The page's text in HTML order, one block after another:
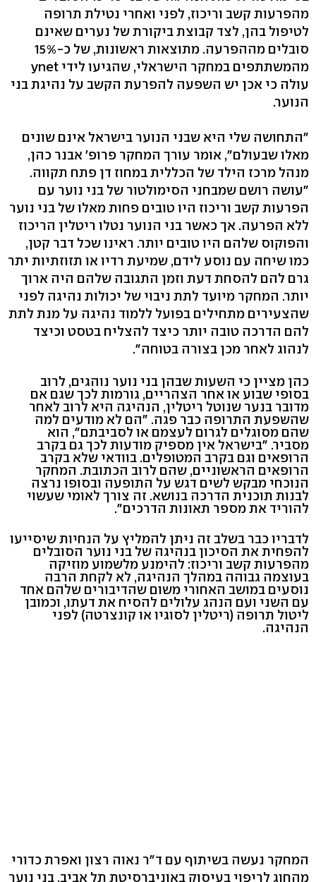
מהפרעות קשב וריכוז, לפני ואחרי נטילת תרופה
לטיפול בהן, לצד קבוצת ביקורת של נערים שאינם
סובלים מההפרעה. מתוצאות ראשונות, של כ-15%
מהמשתתפים במחקר הישראלי, שהגיעו לידי ynet
עולה כי אכן יש השפעה להפרעת הקשב על נהיגת בני
הנוער.
"התחושה שלי היא שבני הנוער בישראל אינם שונים
מאלו שבעולם", אומר עורך המחקר פרופ' אבנר כהן,
מנהל מרכז הילד של הכללית במחוז דן פתח תקווה.
"עושה רושם שמבחני הסימולטור של בני נוער עם
הפרעות קשב וריכוז היו טובים פחות מאלו של בני נוער
ללא הפרעה. אך כאשר בני הנוער נטלו ריטלין הריכוז
והפוקוס שלהם היו טובים יותר. ראינו שכל דבר קטן,
כמו שיחה עם נוסע לידם, שמיעת רדיו או תזוזתיות יתר
גרם להם להסחת דעת וזמן התגובה שלהם היה ארוך
יותר. המחקר מיועד לתת ניבוי של יכולות נהיגה לפני
שהצעירים מתחילים בפועל ללמוד נהיגה על מנת לתת
להם הדרכה טובה יותר כיצד להצליח בטסט וכיצד
לנהוג לאחר מכן בצורה בטוחה".
כהן מציין כי השעות שבהן בני נוער נוהגים, לרוב
בסופי שבוע או אחר הצהריים, גורמות לכך שגם אם
מדובר בנער שנוטל ריטלין, הנהיגה היא לרוב לאחר
שהשפעת התרופה כבר פגה. "הם לא מודעים למה
שהם מסוגלים לגרום לעצמם או לסביבתם", הוא
מסביר. "בישראל אין מספיק מודעות לכך גם בקרב
הרופאים וגם בקרב המטופלים. בוודאי שלא בקרב
הרופאים הראשוניים, שהם לרוב הכתובת. המחקר
הנוכחי מבקש לשים דגש על התופעה ובסופו נרצה
לבנות תוכנית הדרכה בנושא. זה צורך לאומי שעשוי
להוריד את מספר תאונות הדרכים".
לדבריו כבר בשלב זה ניתן להמליץ על הנחיות שיסייעו
להפחית את הסיכון בנהיגה של בני נוער הסובלים
מהפרעות קשב וריכוז: להימנע מלשמוע מוזיקה
בעוצמה גבוהה במהלך הנהיגה, לא לקחת הרבה
נוסעים במושב האחורי משום שהדיבורים שלהם אחד
עם השני ועם הנהג עלולים להסיח את דעתו, וכמובן
ליטול תרופה (ריטלין לסוגיו או קונצרטה) לפני
הנהיגה.
המחקר נעשה בשיתוף עם ד"ר נאוה רצון ואפרת כדורי
מהחוג לריפוי בעיסוק באוניברסיטת תל אביב. בני נוער